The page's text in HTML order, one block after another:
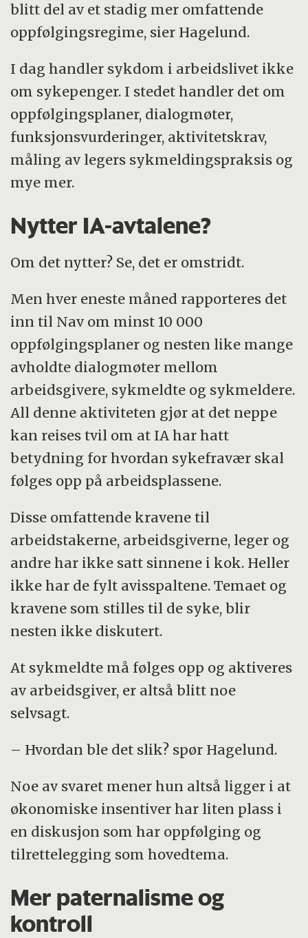
blitt del av et stadig mer omfattende
oppfølgingsregime, sier Hagelund.
I dag handler sykdom i arbeidslivet ikke
om sykepenger. I stedet handler det om
oppfølgingsplaner, dialogmøter,
funksjonsvurderinger, aktivitetskrav,
måling av legers sykmeldingspraksis og
mye mer.
Nytter IA-avtalene?
Om det nytter? Se, det er omstridt.
Men hver eneste måned rapporteres det
inn til Nav om minst 10 000
oppfølgingsplaner og nesten like mange
avholdte dialogmøter mellom
arbeidsgivere, sykmeldte og sykmeldere.
All denne aktiviteten gjør at det neppe
kan reises tvil om at IA har hatt
betydning for hvordan sykefravær skal
følges opp på arbeidsplassene.
Disse omfattende kravene til
arbeidstakerne, arbeidsgiverne, leger og
andre har ikke satt sinnene i kok. Heller
ikke har de fylt avisspaltene. Temaet og
kravene som stilles til de syke, blir
nesten ikke diskutert.
At sykmeldte må følges opp og aktiveres
av arbeidsgiver, er altså blitt noe
selvsagt.
– Hvordan ble det slik? spør Hagelund.
Noe av svaret mener hun altså ligger i at
økonomiske insentiver har liten plass i
en diskusjon som har oppfølging og
tilrettelegging som hovedtema.
Mer paternalisme og
kontroll